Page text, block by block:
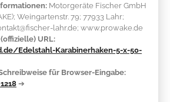
Motorgeräte Fischer GmbH
Weingartenstr. 79; 77933 Lahr;
lahr.de; www.prowake.de
URL:
Edelstahl-Karabinerhaken-5-x-50-
für Browser-Eingabe:
➔